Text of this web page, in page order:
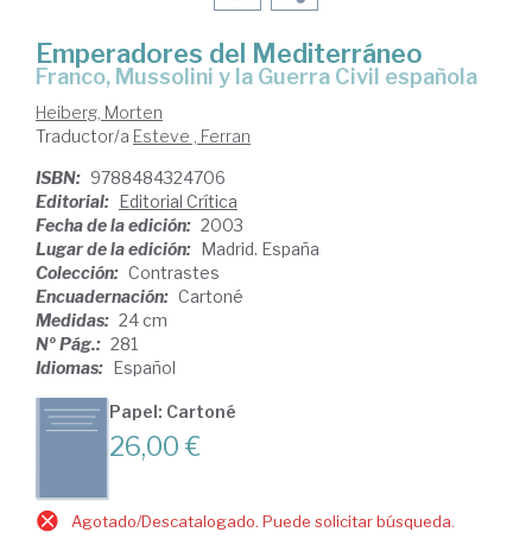
Emperadores del Mediterráneo
Franco, Mussolini y la Guerra Civil española
Heiberg, Morten
Traductor/a Esteve , Ferran
ISBN: 9788484324706
Editorial: Editorial Crítica
Fecha de la edición: 2003
Lugar de la edición: Madrid. España
Colección: Contrastes
Encuadernación: Cartoné
Medidas: 24 cm
Nº Pág.: 281
Idiomas: Español
Papel: Cartoné
26,00 €
Agotado/Descatalogado. Puede solicitar búsqueda.